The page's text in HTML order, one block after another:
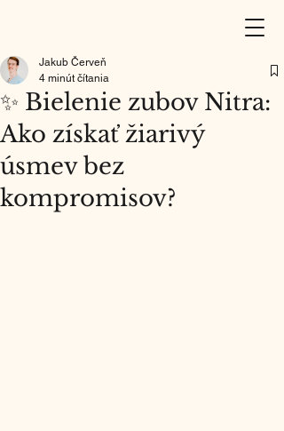
✨ Bielenie zubov Nitra:
Ako získať žiarivý
úsmev bez
kompromisov?
Jakub Červeň
4 minút čítania